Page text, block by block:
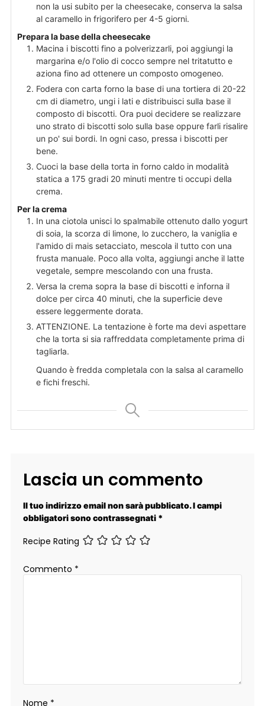
non la usi subito per la cheesecake, conserva la salsa
al caramello in frigorifero per 4-5 giorni.
Prepara la base della cheesecake
Macina i biscotti fino a polverizzarli, poi aggiungi la
margarina e/o l'olio di cocco sempre nel tritatutto e
aziona fino ad ottenere un composto omogeneo.
Fodera con carta forno la base di una tortiera di 20-22
cm di diametro, ungi i lati e distribuisci sulla base il
composto di biscotti. Ora puoi decidere se realizzare
uno strato di biscotti solo sulla base oppure farli risalire
un po' sui bordi. In ogni caso, pressa i biscotti per
bene.
Cuoci la base della torta in forno caldo in modalità
statica a 175 gradi 20 minuti mentre ti occupi della
crema.
Per la crema
In una ciotola unisci lo spalmabile ottenuto dallo yogurt
di soia, la scorza di limone, lo zucchero, la vaniglia e
l'amido di mais setacciato, mescola il tutto con una
frusta manuale. Poco alla volta, aggiungi anche il latte
vegetale, sempre mescolando con una frusta.
Versa la crema sopra la base di biscotti e inforna il
dolce per circa 40 minuti, che la superficie deve
essere leggermente dorata.
ATTENZIONE. La tentazione è forte ma devi aspettare
che la torta si sia raffreddata completamente prima di
tagliarla.
Quando è fredda completala con la salsa al caramello
e fichi freschi.
Lascia un commento
Il tuo indirizzo email non sarà pubblicato. I campi
obbligatori sono contrassegnati *
Recipe Rating
Commento *
Nome *